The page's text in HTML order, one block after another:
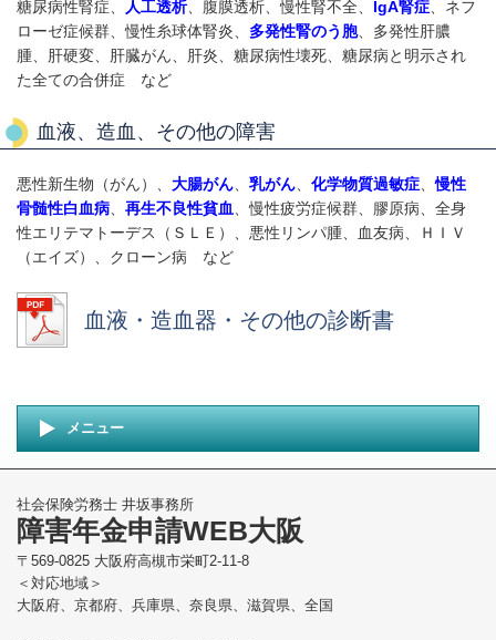
糖尿病性腎症、 人工透析、腹膜透析、慢性腎不全、 IgA腎症 、ネフ
ローゼ症候群、慢性糸球体腎炎、 多発性腎のう胞、多発性肝膿
腫、肝硬変、肝臓がん、肝炎、糖尿病性壊死、糖尿病と明示され
た全ての合併症 など
血液、造血、その他の障害
悪性新生物（がん）、 大腸がん 乳がん 化学物質過敏症 、慢性
骨髄性白血病
再生不良性貧血
、慢性疲労症候群、膠原病、全身
性エリテマトーデス（ＳＬＥ）、悪性リンパ腫、血友病、ＨＩＶ
（エイズ）、クローン病 など
血液・造血器・その他の診断書
メニュー
社会保険労務士 井坂事務所
障害年金申請WEB大阪
〒569-0825 大阪府高槻市栄町2-11-8
＜対応地域＞
大阪府、京都府、兵庫県、奈良県、滋賀県、全国